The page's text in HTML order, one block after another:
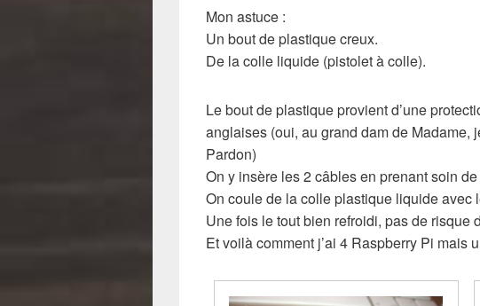
Mon astuce :
Un bout de plastique creux.
De la colle liquide (pistolet à colle).
Le bout de plastique provient d’une
anglaises (oui, au grand dam de
Pardon)
On y insère les 2 câbles en prenant soin
On coule de la colle plastique liquide avec
Une fois le tout bien refroidi, pas de risque
Et voilà comment j’ai 4 Raspberry Pi mais